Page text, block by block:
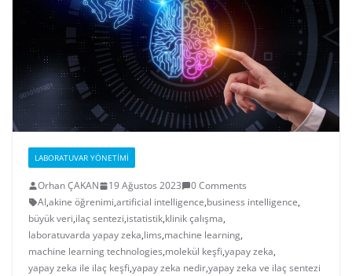
LABORATUVAR YÖNETIMI
Orhan ÇAKAN 19 Ağustos 2023
0 Comments
AI,akine öğrenimi,artificial intelligence,business intelligence,
büyük veri,ilaç sentezi,istatistik,klinik çalışma,
laboratuvarda yapay zeka,lims,machine learning,
machine learning technologies,molekül keşfi,yapay zeka,
yapay zeka ile ilaç keşfi,yapay zeka nedir,yapay zeka ve ilaç sentezi